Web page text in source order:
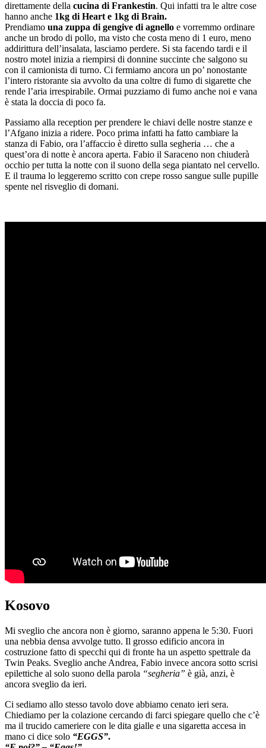
direttamente della cucina di Frankestin. Qui infatti tra le altre cose
hanno anche 1kg di Heart e 1kg di Brain.
Prendiamo una zuppa di gengive di agnello e vorremmo ordinare
anche un brodo di pollo, ma visto che costa meno di 1 euro, meno
addirittura dell’insalata, lasciamo perdere. Si sta facendo tardi e il
nostro motel inizia a riempirsi di donnine succinte che salgono su
con il camionista di turno. Ci fermiamo ancora un po’ nonostante
l’intero ristorante sia avvolto da una coltre di fumo di sigarette che
rende l’aria irrespirabile. Ormai puzziamo di fumo anche noi e vana
è stata la doccia di poco fa.
Passiamo alla reception per prendere le chiavi delle nostre stanze e
l’Afgano inizia a ridere. Poco prima infatti ha fatto cambiare la
stanza di Fabio, ora l’affaccio è diretto sulla segheria … che a
quest’ora di notte è ancora aperta. Fabio il Saraceno non chiuderà
occhio per tutta la notte con il suono della sega piantato nel cervello.
E il trauma lo leggeremo scritto con crepe rosso sangue sulle pupille
spente nel risveglio di domani.
Kosovo
Mi sveglio che ancora non è giorno, saranno appena le 5:30. Fuori
una nebbia densa avvolge tutto. Il grosso edificio ancora in
costruzione fatto di specchi qui di fronte ha un aspetto spettrale da
Twin Peaks. Sveglio anche Andrea, Fabio invece ancora sotto scrisi
epilettiche al solo suono della parola “segheria” è già, anzi, è
ancora sveglio da ieri.
Ci sediamo allo stesso tavolo dove abbiamo cenato ieri sera.
Chiediamo per la colazione cercando di farci spiegare quello che c’è
ma il trucido cameriere con le dita gialle e una sigaretta accesa in
mano ci dice solo “EGGS”.